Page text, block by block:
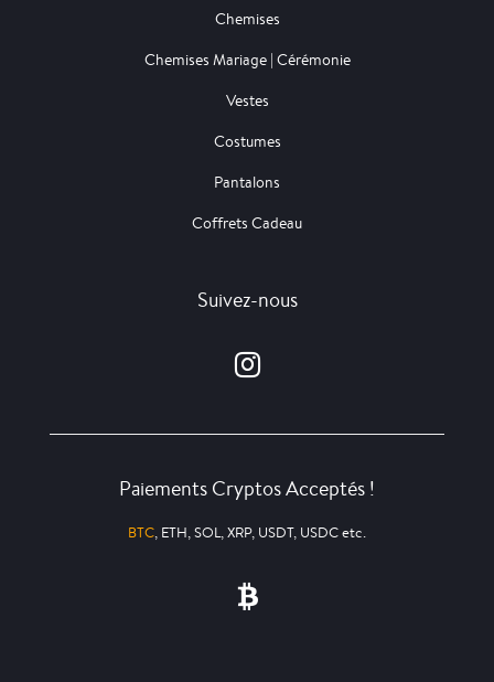
Chemises
Chemises Mariage | Cérémonie
Vestes
Costumes
Pantalons
Coffrets Cadeau
Suivez-nous
Paiements Cryptos Acceptés !
BTC, ETH, SOL, XRP, USDT, USDC etc.